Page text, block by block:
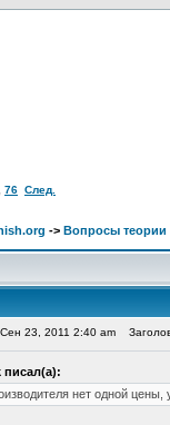
76 След.
-> Вопросы теории
23, 2011 2:40 am
писал(а):
нет одной